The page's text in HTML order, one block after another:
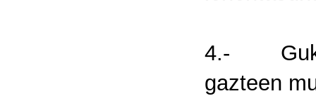
4.- Guk/
gazteen